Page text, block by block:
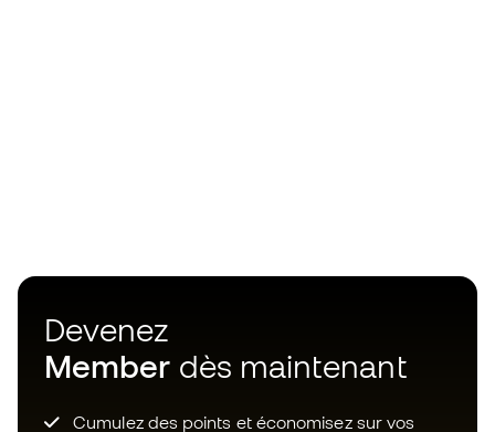
Devenez
Member dès maintenant
Cumulez des points et économisez sur vos